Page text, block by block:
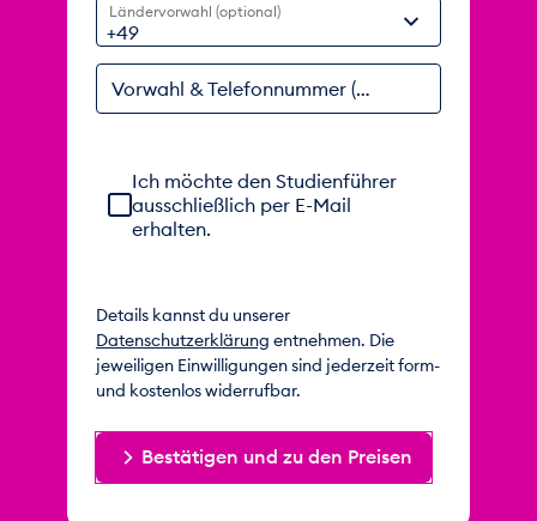
Ländervorwahl (optional)
Vorwahl & Telefonnummer (optional)
Ich möchte den Studienführer
ausschließlich per E-Mail
erhalten.
Details kannst du unserer
Datenschutzerklärung entnehmen. Die
jeweiligen Einwilligungen sind jederzeit form-
und kostenlos widerrufbar.
Bestätigen und zu den Preisen